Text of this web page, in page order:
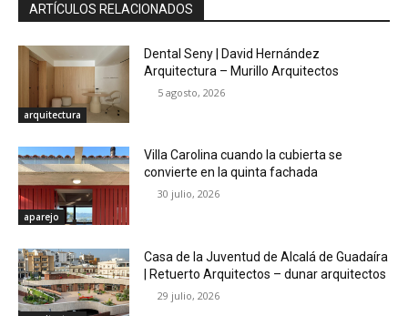
ARTÍCULOS RELACIONADOS
arquitectura
Dental Seny | David Hernández
Arquitectura – Murillo Arquitectos
5 agosto, 2026
aparejo
Villa Carolina cuando la cubierta se
convierte en la quinta fachada
30 julio, 2026
Casa de la Juventud de Alcalá de Guadaíra
| Retuerto Arquitectos – dunar arquitectos
29 julio, 2026